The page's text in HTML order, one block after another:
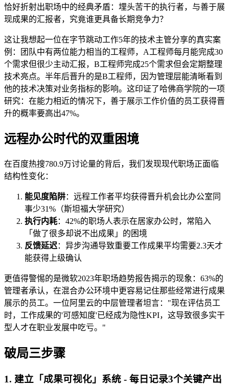
恰好折射出职场中的经典矛盾：埋头苦干的执行者，与善于展
现成果的汇报者，究竟谁更具备长期竞争力？
这让我想起一位在字节跳动工作5年的技术主管分享的真实案
例：团队中有两位能力相当的工程师，A工程师每月能完成30
个需求但很少主动汇报，B工程师完成25个需求但会定期整理
技术亮点。半年后晋升的是B工程师，因为管理层能清晰看到
他的技术决策对业务指标的影响。这印证了哈佛商学院的一项
研究：在能力相近的情况下，善于展示工作价值的员工获得晋
升的概率要高出47%。
远程办公时代的双重困境
在百度热搜780.9万讨论量的背后，我们发现现代职场正面临
结构性变化：
能见度陷阱：远程工作者平均获得晋升机会比办公室同
事少31%（斯坦福大学研究）
执行内耗：42%的职场人表示在居家办公时，常陷入
「做了很多却说不出成果」的困境
反馈延迟：异步沟通导致重要工作成果平均需要2.3天才
能获得上级确认
更值得警惕的是微软2023年职场趋势报告揭示的现象：63%的
管理者承认，在混合办公环境中更容易记住那些经常进行成果
展示的员工。一位阿里云的中层管理者坦言："现在评估员工
时，工作成果的'可感知度'已经成为隐性KPI，这导致很多实干
型人才在职业发展中吃亏。"
破局三步骤
1. 建立「成果可视化」系统 - 每日记录3个关键产出